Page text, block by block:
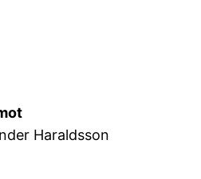
Haraldsson